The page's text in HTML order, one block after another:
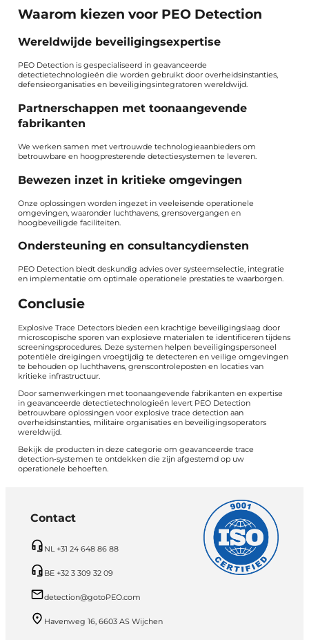
Waarom kiezen voor PEO Detection
Wereldwijde beveiligingsexpertise
PEO Detection is gespecialiseerd in geavanceerde
detectietechnologieën die worden gebruikt door overheidsinstanties,
defensieorganisaties en beveiligingsintegratoren wereldwijd.
Partnerschappen met toonaangevende
fabrikanten
We werken samen met vertrouwde technologieaanbieders om
betrouwbare en hoogpresterende detectiesystemen te leveren.
Bewezen inzet in kritieke omgevingen
Onze oplossingen worden ingezet in veeleisende operationele
omgevingen, waaronder luchthavens, grensovergangen en
hoogbeveiligde faciliteiten.
Ondersteuning en consultancydiensten
PEO Detection biedt deskundig advies over systeemselectie, integratie
en implementatie om optimale operationele prestaties te waarborgen.
Conclusie
Explosive Trace Detectors bieden een krachtige beveiligingslaag door
microscopische sporen van explosieve materialen te identificeren tijdens
screeningsprocedures. Deze systemen helpen beveiligingspersoneel
potentiële dreigingen vroegtijdig te detecteren en veilige omgevingen
te behouden op luchthavens, grenscontroleposten en locaties van
kritieke infrastructuur.
Door samenwerkingen met toonaangevende fabrikanten en expertise
in geavanceerde detectietechnologieën levert PEO Detection
betrouwbare oplossingen voor explosive trace detection aan
overheidsinstanties, militaire organisaties en beveiligingsoperators
wereldwijd.
Bekijk de producten in deze categorie om geavanceerde trace
detection‑systemen te ontdekken die zijn afgestemd op uw
operationele behoeften.
Contact
NL +31 24 648 86 88
BE +32 3 309 32 09
detection@gotoPEO.com
Havenweg 16, 6603 AS Wijchen